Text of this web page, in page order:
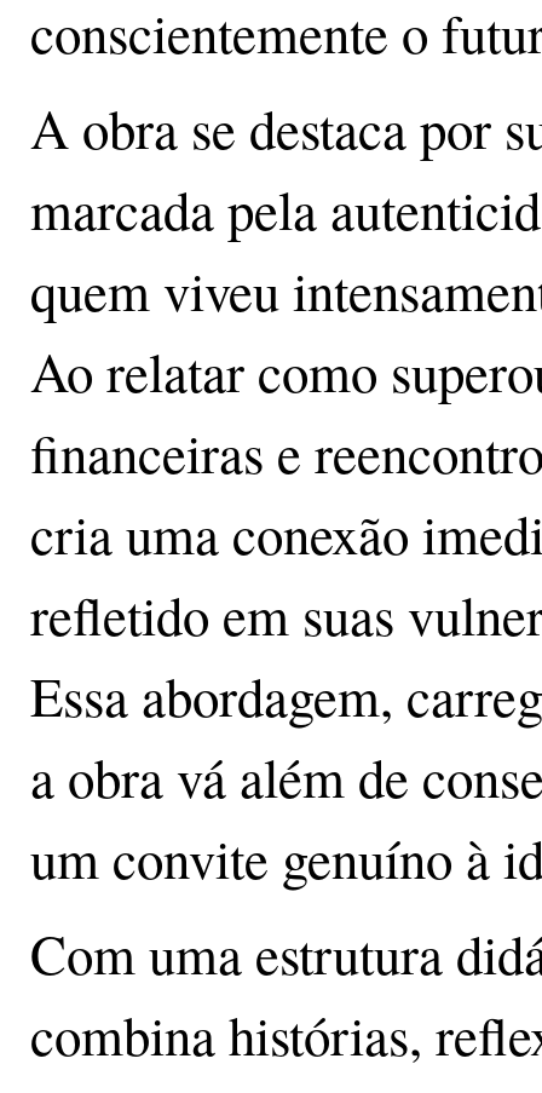
conscientemente o
A obra se destaca por
marcada pela
quem viveu
Ao relatar como
financeiras e
cria uma conexão
refletido em suas
Essa abordagem,
a obra vá além de
um convite genuíno à
Com uma estrutura
combina histórias,